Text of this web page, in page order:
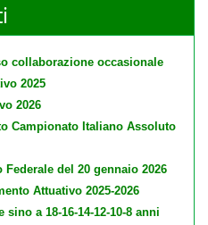
collaborazione occasionale
2025
2026
Campionato Italiano Assoluto
del 20 gennaio 2026
Attuativo 2025-2026
a 18-16-14-12-10-8 anni